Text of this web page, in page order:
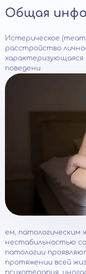
Общая
Истерическое
расстройство
поведени
ем, патологическим
нестабильностью
патологии
протяжении всей
психотерапия,